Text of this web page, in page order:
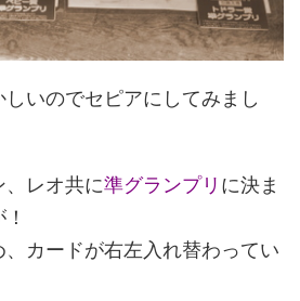
いのでセピアにしてみまし
レオ共に準グランプリ に決ま
カードが右左入れ替わってい